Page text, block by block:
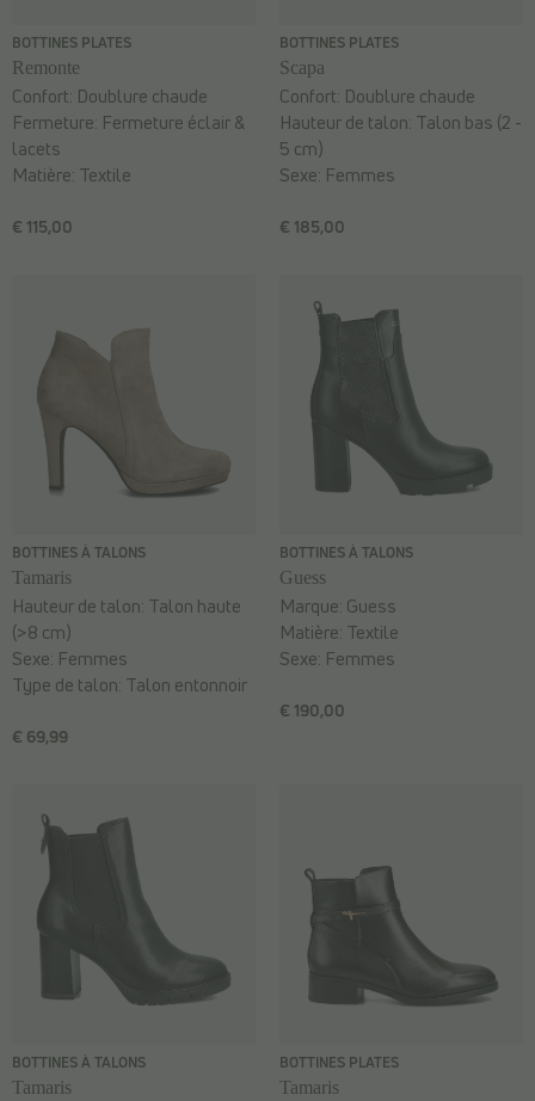
BOTTINES PLATES
Remonte
€ 115,00
Confort: Doublure chaude
Fermeture: Fermeture éclair &
lacets
Matière: Textile
BOTTINES PLATES
Scapa
€ 185,00
Confort: Doublure chaude
Hauteur de talon: Talon bas (2 -
5 cm)
Sexe: Femmes
BOTTINES À TALONS
Tamaris
€ 69,99
Hauteur de talon: Talon haute
(>8 cm)
Sexe: Femmes
Type de talon: Talon entonnoir
BOTTINES À TALONS
Guess
€ 190,00
Marque: Guess
Matière: Textile
Sexe: Femmes
BOTTINES À TALONS
Tamaris
BOTTINES PLATES
Tamaris